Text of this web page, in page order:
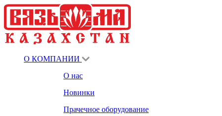
О КОМПАНИИ
О нас
Новинки
Прачечное оборудование